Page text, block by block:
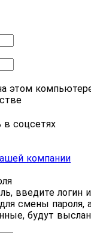
этом
в соцсетях
компании
введите логин
смены
будут